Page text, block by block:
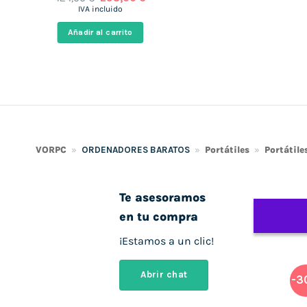
precio
era:
424,00 €.
IVA incluido
Añadir al carrito
939,00 €.
VORPC » ORDENADORES BARATOS » Portátiles »
Te asesoramos
en tu compra
¡Estamos a un clic!
Abrir chat -